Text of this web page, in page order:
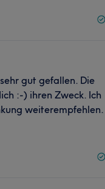
gut gefallen. Die
:-) ihren Zweck. Ich
weiterempfehlen.